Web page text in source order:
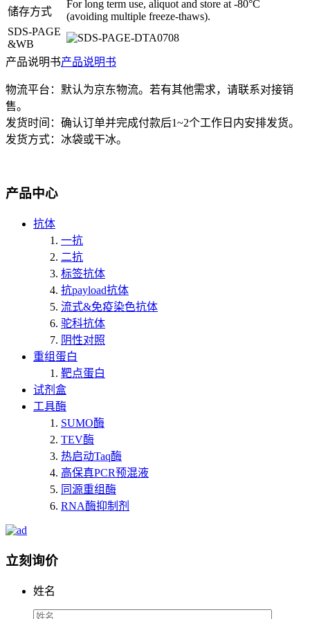
储存方式
For long term use, aliquot and store at -80°C
(avoiding multiple freeze-thaws).
SDS-PAGE
&WB
产品说明书产品说明书
物流平台：默认为京东物流。若有其他需求，请联系对接销
售。
发货时间：确认订单并完成付款后1~2个工作日内安排发货。
发货方式：冰袋或干冰。
产品中心
抗体
一抗
二抗
标签抗体
抗payload抗体
流式&免疫染色抗体
驼科抗体
阴性对照
重组蛋白
靶点蛋白
试剂盒
工具酶
SUMO酶
TEV酶
热启动Taq酶
高保真PCR预混液
同源重组酶
RNA酶抑制剂
立刻询价
姓名